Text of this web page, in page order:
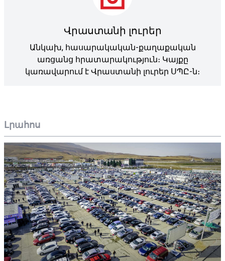
Լրահոս
Վրաստանի լուրեր
Անկախ, հասարակական-քաղաքական
առցանց հրատարակություն։ Կայքը
կառավարում է Վրաստանի լուրեր ՍՊԸ-ն։